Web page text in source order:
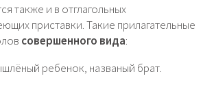
также и в отглагольных
приставки. Такие прилагательные
совершенного вида:
ребенок, названый брат.